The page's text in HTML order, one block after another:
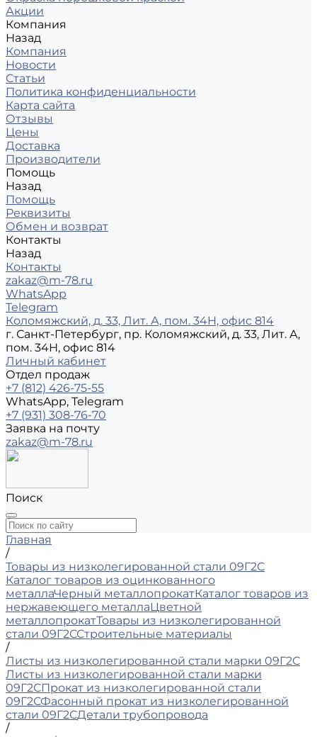
Акции
Компания
Назад
Компания
Новости
Статьи
Политика конфиденциальности
Карта сайта
Отзывы
Цены
Доставка
Производители
Помощь
Назад
Помощь
Реквизиты
Обмен и возврат
Контакты
Назад
Контакты
zakaz@m-78.ru
WhatsApp
Telegram
Коломяжский, д. 33, Лит. А, пом. 34Н, офис 814
г. Санкт-Петербург, пр. Коломяжский, д. 33, Лит. А,
пом. 34Н, офис 814
Личный кабинет
Отдел продаж
+7 (812) 426-75-55
WhatsApp, Telegram
+7 (931) 308-76-70
Заявка на почту
zakaz@m-78.ru
Поиск
Главная
/
Товары из низколегированной стали 09Г2С
Каталог товаров из оцинкованного
металлаЧерный металлопрокатКаталог товаров из
нержавеющего металлаЦветной
металлопрокатТовары из низколегированной
стали 09Г2ССтроительные материалы
/
Листы из низколегированной стали марки 09Г2С
Листы из низколегированной стали марки
09Г2СПрокат из низколегированной стали
09Г2СФасонный прокат из низколегированной
стали 09Г2СДетали трубопровода
/